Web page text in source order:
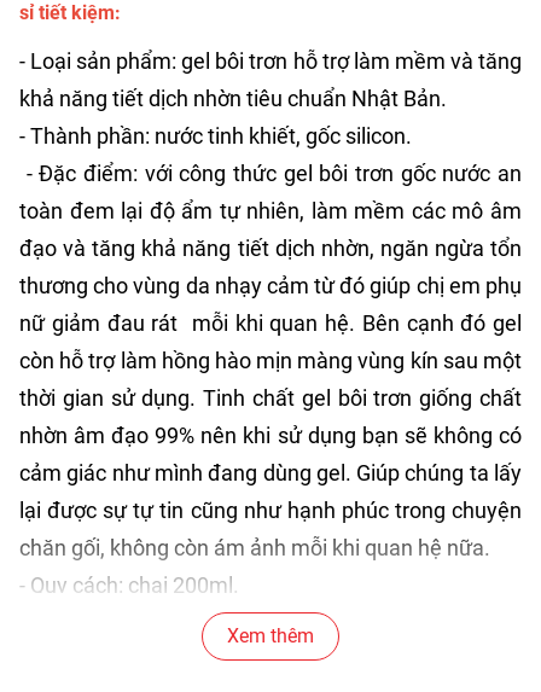
sỉ tiết kiệm:
- Loại sản phẩm: gel bôi trơn hỗ trợ làm mềm và tăng
khả năng tiết dịch nhờn tiêu chuẩn Nhật Bản.
- Thành phần: nước tinh khiết, gốc silicon.
- Đặc điểm: với công thức gel bôi trơn gốc nước an
toàn đem lại độ ẩm tự nhiên, làm mềm các mô âm
đạo và tăng khả năng tiết dịch nhờn, ngăn ngừa tổn
thương cho vùng da nhạy cảm từ đó giúp chị em phụ
nữ giảm đau rát mỗi khi quan hệ. Bên cạnh đó gel
còn hỗ trợ làm hồng hào mịn màng vùng kín sau một
thời gian sử dụng. Tinh chất gel bôi trơn giống chất
nhờn âm đạo 99% nên khi sử dụng bạn sẽ không có
cảm giác như mình đang dùng gel. Giúp chúng ta lấy
lại được sự tự tin cũng như hạnh phúc trong chuyện
chăn gối, không còn ám ảnh mỗi khi quan hệ nữa.
- Quy cách: chai 200ml.
- Thương hiệu: Vanessa & Co
- Hạn sử dụng: 3 năm kể từ ngày sản xuất.
Xem thêm